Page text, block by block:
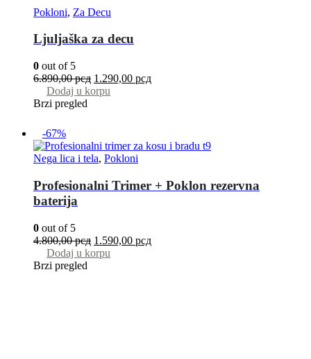
Pokloni, Za Decu
Ljuljaška za decu
0 out of 5
6.890,00рсд 1.290,00 рсд
Dodaj u korpu
Brzi pregled
-67%
Nega lica i tela, Pokloni
Profesionalni Trimer + Poklon rezervna
baterija
0 out of 5
4.800,00рсд 1.590,00 рсд
Dodaj u korpu
Brzi pregled